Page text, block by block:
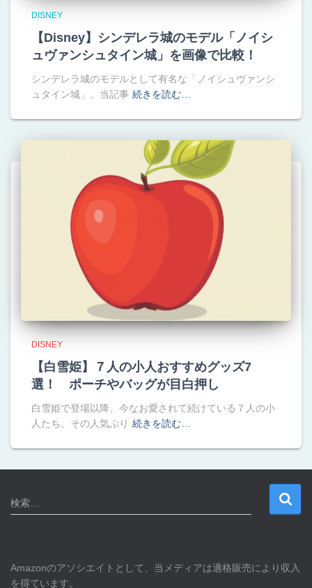
DISNEY
【Disney】シンデレラ城のモデル「ノイシ
ュヴァンシュタイン城」を画像で比較！
シンデレラ城のモデルとして有名な「ノイシュヴァンシ
ュタイン城」。当記事 続きを読む…
DISNEY
【白雪姫】７人の小人おすすめグッズ7
選！ ポーチやバッグが目白押し
白雪姫で登場以降、今なお愛されて続けている７人の小
人たち。その人気ぶり 続きを読む…
検
索
検索…
Amazonのアソシエイトとして、当メディアは適格販売により収入
を得ています。